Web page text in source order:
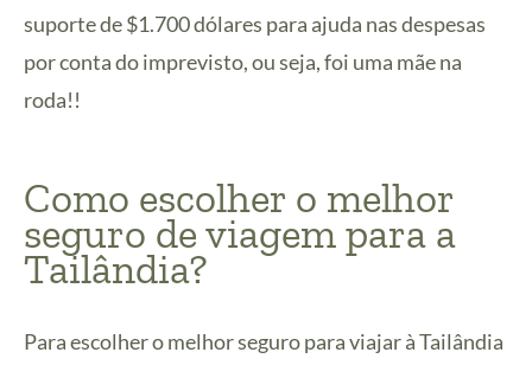
suporte de $1.700 dólares para ajuda nas despesas
por conta do imprevisto, ou seja, foi uma mãe na
roda!!
Como escolher o melhor
seguro de viagem para a
Tailândia?
Para escolher o melhor seguro para viajar à Tailândia